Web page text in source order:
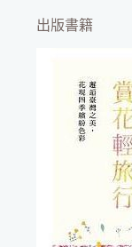
到
出版書籍